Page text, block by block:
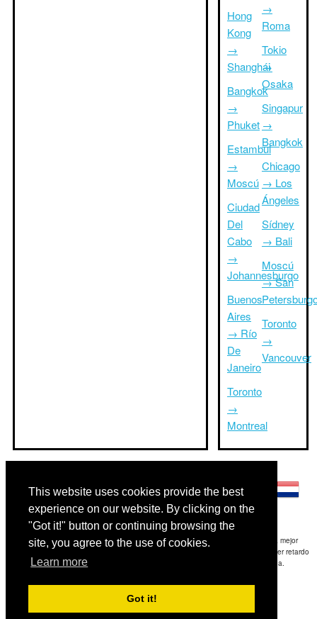
This website uses cookies provide the best
experience on our website. By clicking on the
"Got it!" button or continuing browsing the
site, you agree to the use of cookies.
Learn more
Got it!
Hong
Kong
→
Shanghái
Bangkok
→
Phuket
Estambul
→
Moscú
Ciudad
Del
Cabo
→
Johannesburgo
Buenos
Aires
→ Río
De
Janeiro
Toronto
→
Montreal
→
Roma
Tokio
→
Osaka
Singapur
→
Bangkok
Chicago
→ Los
Ángeles
Sídney
→ Bali
Moscú
→ San
Toronto
→
Vancouver
Exención de responsabilidad: La información mostrada en este sitio es nuestra mejor
estimación y sólo para su referencia.TripTimeTo.com no es responsable de cualquier retardo
de ida y / o consiguientes daños resultaron de la información proporcionada.
Copyright 2015-2026
Contact Usfor feedback.